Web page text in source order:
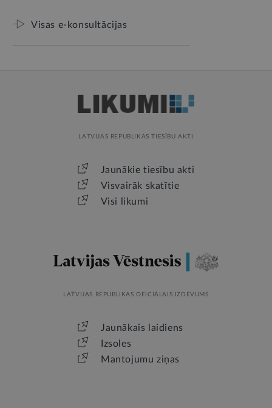
Visas e-konsultācijas
LATVIJAS REPUBLIKAS TIESĪBU AKTI
Jaunākie tiesību akti
Visvairāk skatītie
Visi likumi
LATVIJAS REPUBLIKAS OFICIĀLAIS IZDEVUMS
Jaunākais laidiens
Izsoles
Mantojumu ziņas